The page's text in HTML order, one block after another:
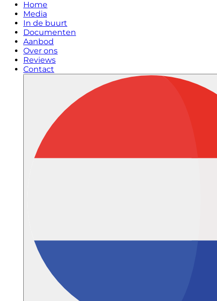
Home
Media
In de buurt
Documenten
Aanbod
Over ons
Reviews
Contact